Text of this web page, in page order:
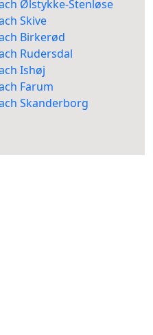
Ølstykke-Stenløse
Skive
Birkerød
Rudersdal
Ishøj
Farum
Skanderborg